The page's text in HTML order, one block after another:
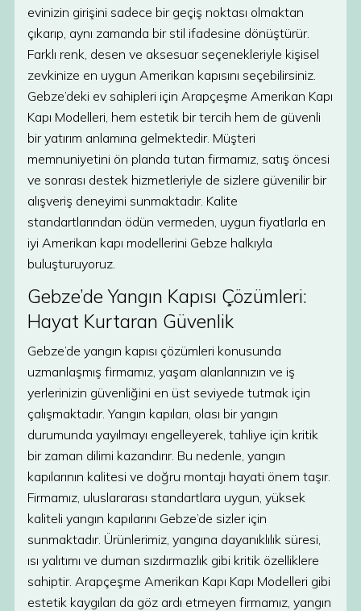
evinizin girişini sadece bir geçiş noktası olmaktan
çıkarıp, aynı zamanda bir stil ifadesine dönüştürür.
Farklı renk, desen ve aksesuar seçenekleriyle kişisel
zevkinize en uygun Amerikan kapısını seçebilirsiniz.
Gebze’deki ev sahipleri için Arapçeşme Amerikan Kapı
Kapı Modelleri, hem estetik bir tercih hem de güvenli
bir yatırım anlamına gelmektedir. Müşteri
memnuniyetini ön planda tutan firmamız, satış öncesi
ve sonrası destek hizmetleriyle de sizlere güvenilir bir
alışveriş deneyimi sunmaktadır. Kalite
standartlarından ödün vermeden, uygun fiyatlarla en
iyi Amerikan kapı modellerini Gebze halkıyla
buluşturuyoruz.
Gebze’de Yangın Kapısı Çözümleri:
Hayat Kurtaran Güvenlik
Gebze’de yangın kapısı çözümleri konusunda
uzmanlaşmış firmamız, yaşam alanlarınızın ve iş
yerlerinizin güvenliğini en üst seviyede tutmak için
çalışmaktadır. Yangın kapıları, olası bir yangın
durumunda yayılmayı engelleyerek, tahliye için kritik
bir zaman dilimi kazandırır. Bu nedenle, yangın
kapılarının kalitesi ve doğru montajı hayati önem taşır.
Firmamız, uluslararası standartlara uygun, yüksek
kaliteli yangın kapılarını Gebze’de sizler için
sunmaktadır. Ürünlerimiz, yangına dayanıklılık süresi,
ısı yalıtımı ve duman sızdırmazlık gibi kritik özelliklere
sahiptir. Arapçeşme Amerikan Kapı Kapı Modelleri gibi
estetik kaygıları da göz ardı etmeyen firmamız, yangın